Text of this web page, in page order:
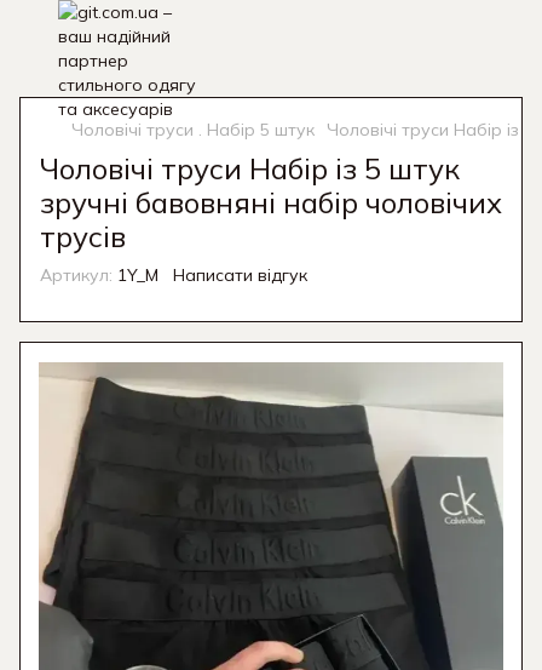
Чоловічі труси . Набір 5 штук Чоловічі труси Набір із
Чоловічі труси Набір із 5 штук
зручні бавовняні набір чоловічих
трусів
Артикул: 1Y_M Написати відгук